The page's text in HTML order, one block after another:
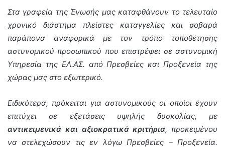
Στα γραφεία της Ένωσής μας καταφθάνουν το τελευταίο
χρονικό διάστημα πλείστες καταγγελίες και σοβαρά
παράπονα αναφορικά με τον τρόπο τοποθέτησης
αστυνομικού προσωπικού που επιστρέφει σε αστυνομική
Υπηρεσία της ΕΛ.ΑΣ. από Πρεσβείες και Προξενεία της
χώρας μας στο εξωτερικό.
Ειδικότερα, πρόκειται για αστυνομικούς οι οποίοι έχουν
επιτύχει σε εξετάσεις υψηλής δυσκολίας, με
αντικειμενικά και αξιοκρατικά κριτήρια, προκειμένου
να στελεχώσουν τις εν λόγω Πρεσβείες – Προξενεία.